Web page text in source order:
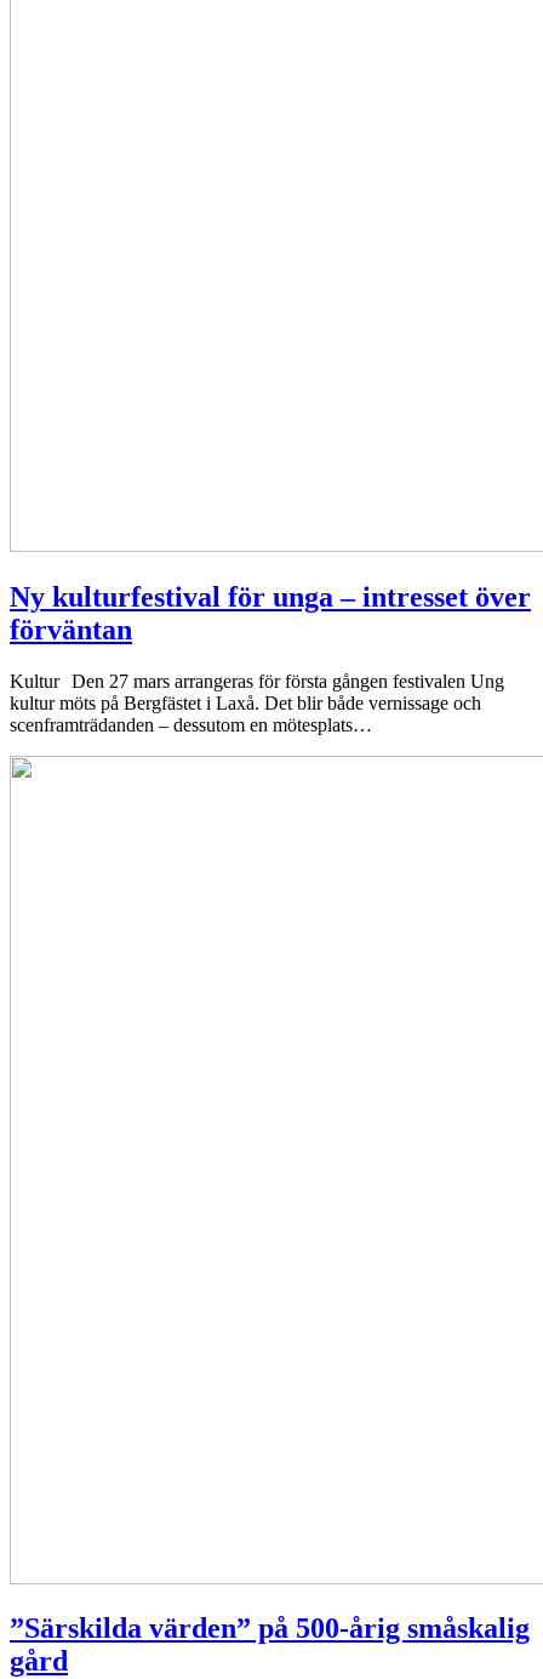
Ny kulturfestival för unga – intresset över
förväntan
Kultur Den 27 mars arrangeras för första gången festivalen Ung
kultur möts på Bergfästet i Laxå. Det blir både vernissage och
scenframträdanden – dessutom en mötesplats…
”Särskilda värden” på 500-årig småskalig
gård